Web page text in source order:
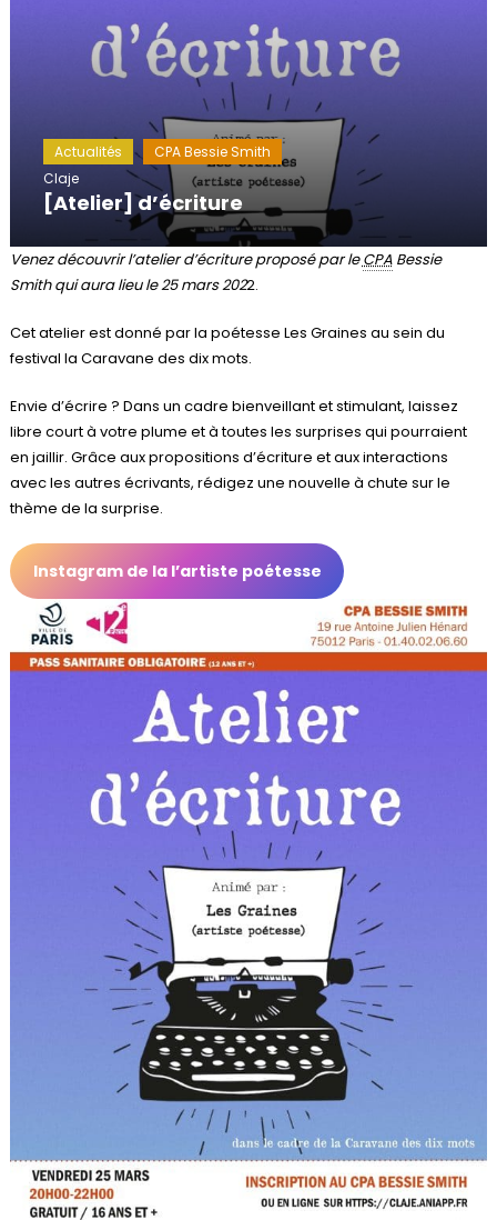
Actualités
CPA Bessie Smith
Claje
[Atelier] d’écriture
Venez découvrir l’atelier d’écriture proposé par leCPABessie
Smith qui aura lieu le 25 mars 2022.
Cet atelier est donné par la poétesse Les Graines au sein du
festival la Caravane des dix mots.
Envie d’écrire ? Dans un cadre bienveillant et stimulant, laissez
libre court à votre plume et à toutes les surprises qui pourraient
en jaillir. Grâce aux propositions d’écriture et aux interactions
avec les autres écrivants, rédigez une nouvelle à chute sur le
thème de la surprise.
Instagram de la l’artiste poétesse